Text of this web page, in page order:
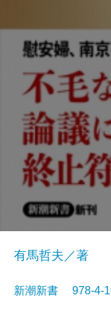
有馬哲夫／著
新潮新書 978-4-